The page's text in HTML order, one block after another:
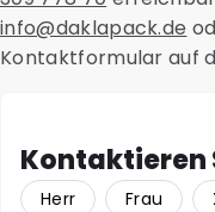
info@daklapack.de
Kontaktformular auf
Kontaktieren
Herr Frau